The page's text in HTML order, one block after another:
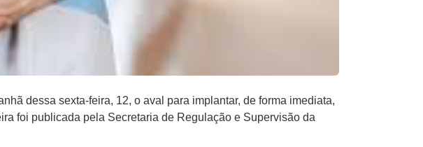
dessa sexta-feira, 12, o aval para implantar, de forma imediata,
foi publicada pela Secretaria de Regulação e Supervisão da